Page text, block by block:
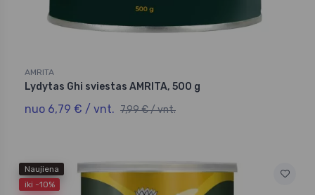
AMRITA
Lydytas Ghi sviestas AMRITA, 500 g
nuo 6,79 € / vnt. 7,99 € / vnt.
Naujiena
iki -10%